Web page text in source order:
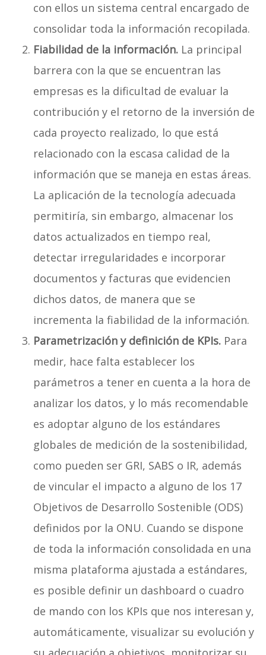
con ellos un sistema central encargado de
consolidar toda la información recopilada.
Fiabilidad de la información.La principal
barrera con la que se encuentran las
empresas es la dificultad de evaluar la
contribución y el retorno de la inversión de
cada proyecto realizado, lo que está
relacionado con la escasa calidad de la
información que se maneja en estas áreas.
La aplicación de la tecnología adecuada
permitiría, sin embargo, almacenar los
datos actualizados en tiempo real,
detectar irregularidades e incorporar
documentos y facturas que evidencien
dichos datos, de manera que se
incrementa la fiabilidad de la información.
Parametrización y definición de KPIs.Para
medir, hace falta establecer los
parámetros a tener en cuenta a la hora de
analizar los datos, y lo más recomendable
es adoptar alguno de los estándares
globales de medición de la sostenibilidad,
como pueden ser GRI, SABS o IR, además
de vincular el impacto a alguno de los 17
Objetivos de Desarrollo Sostenible (ODS)
definidos por la ONU. Cuando se dispone
de toda la información consolidada en una
misma plataforma ajustada a estándares,
es posible definir un dashboard o cuadro
de mando con los KPIs que nos interesan y,
automáticamente, visualizar su evolución y